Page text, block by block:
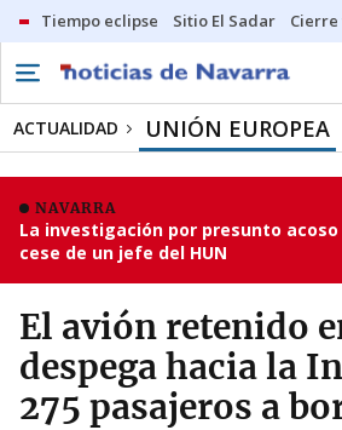
Tiempo eclipse Sitio El Sadar
ACTUALIDAD UNIÓN EUROPEA
NAVARRA
La investigación por presunto
cese de un jefe del HUN
El avión retenido
despega hacia la
275 pasajeros a